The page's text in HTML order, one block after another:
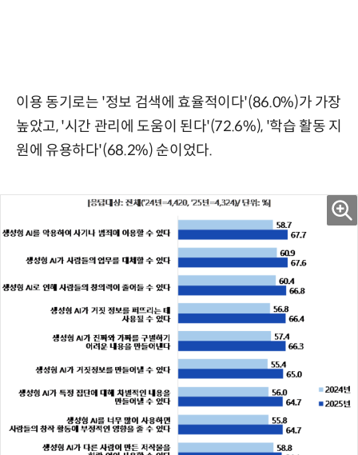
이용 동기로는 '정보 검색에 효율적이다'(86.0%)가 가장
높았고, '시간 관리에 도움이 된다'(72.6%), '학습 활동 지
원에 유용하다'(68.2%) 순이었다.